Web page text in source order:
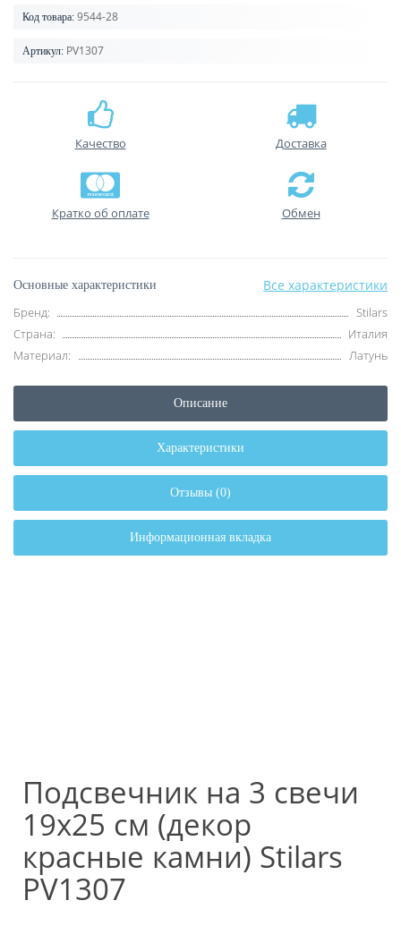
Код товара: 9544-28
Артикул: PV1307
Качество Доставка
Кратко об оплате Обмен
Основные характеристики Все характеристики
Бренд:
Stilars
Страна:
Италия
Материал:
Латунь
Описание
Характеристики
Отзывы (0)
Информационная вкладка
Подсвечник на 3 свечи
19х25 см (декор
красные камни) Stilars
PV1307